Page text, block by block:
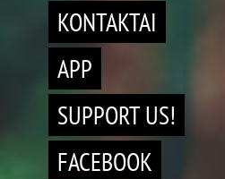
KONTAKTAI
APP
SUPPORT US!
FACEBOOK